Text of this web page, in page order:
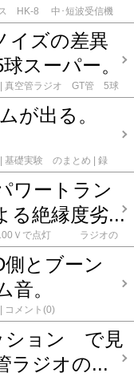
ネットラジオ
ステレオ
オフィス HK-8 中･短
ぞ
メンテナンス FMチュ
ンス HEATHKIT GR-64
ンテナンス S-106 クライ
メンテナンス TRIO
2号機
メンテナンス
TRIO AF-22
ナンス パイオニア FM-
メンテナンス 真空管 3
ンス 真空管 FM/AM チュ
テナンス 真空管 FM/AM
ス 真空管 FM/AM ラジ
管 FM/AM ラジオ 音響
ラジオ 松下（ナショ
ス 真空管 FM/AMラジオ
機
メンテナンス 真空管
ンテナンス 真空管FMチ
空管FMチューナー ナシ
空管ラジオ UA-625
メンテナンス 真空管ラジ
BL-720
メンテナンス
ンス 真空管ラジオ
テナンス 真空管ラジオ
改造製作
Genny unit 01
HK-8 中･短波受信機キッ
コメント(0)
ス HK-8 中･短波受信機
アーランド FR-7100
ランド FR-7300 FM/AM
チューナー FM-102 TRIO
メンテナンス HR-10B
イスラー
メンテナン
AF-20
メンテナン
ス TRIO AF-20 3号機
ー CT-R1
メンテナン
ンテナンス 春日無線 3
ス 東京芝浦 FM/AM ラ
下（ナショナル) RE-
ナル) RE-860 2号機
RE-830
メンテナン
TX-40
メンテ
音響 2号機
響
メンテナンス 真空管
ンテナンス 真空管
ル) RE-760
（ナショナル) RE-760
ューナー TRIO FM-30
FU-1000
メンテナンス
ES-901
メンテナンス
ス 真空管ラジオ UM-680
ョナル CX-555
メンテナ
イズの差異
ーパー。
真空管ラジオ GT管 5球
が出る。
基礎実験 のまとめ
録
ワートラン
絶縁度劣...
Ｖで点灯 ラジオの
ム音のなぞ
基礎実験 の
＆長波 2バンド
真空管
ーパー 3号機
録録 ★
とブーン
音。
コメント(0)
ション で見
ラジオの...